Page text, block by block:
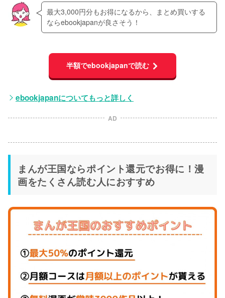
最大3,000円分もお得になるから、まとめ買いする
ならebookjapanが良さそう！
半額でebookjapanで読む
ebookjapanについてもっと詳しく
AD
まんが王国ならポイント還元でお得に！漫
画をたくさん読む人におすすめ